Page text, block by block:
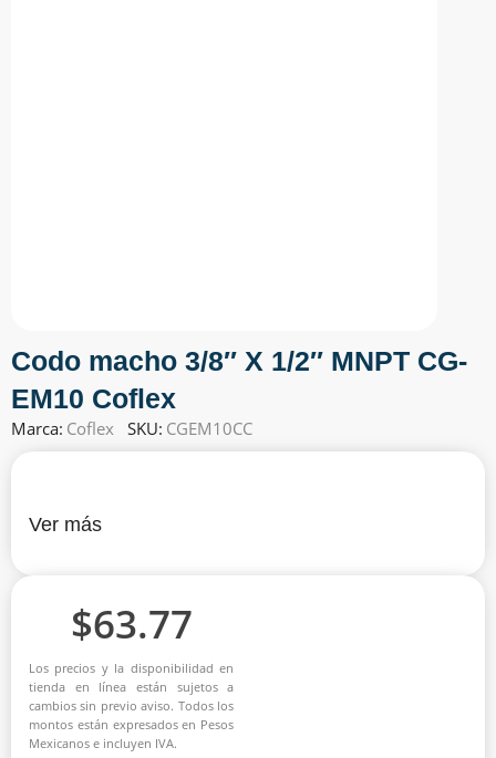
Codo macho 3/8″ X 1/2″ MNPT CG-
EM10 Coflex
Marca: Coflex SKU: CGEM10CC
Ver más
$63.77
Los precios y la disponibilidad en
tienda en línea están sujetos a
cambios sin previo aviso. Todos los
montos están expresados en Pesos
Mexicanos e incluyen IVA.